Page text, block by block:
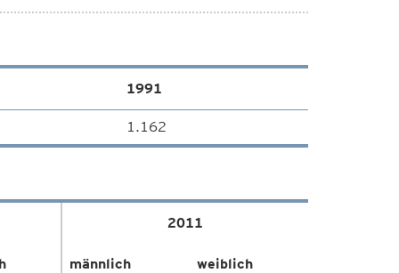
1991
1.162
2011
männlich weiblich